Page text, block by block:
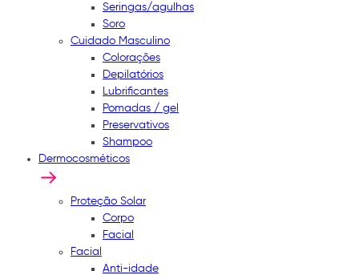
Seringas/agulhas
Soro
Cuidado Masculino
Colorações
Depilatórios
Lubrificantes
Pomadas / gel
Preservativos
Shampoo
Dermocosméticos
Proteção Solar
Corpo
Facial
Facial
Anti-idade